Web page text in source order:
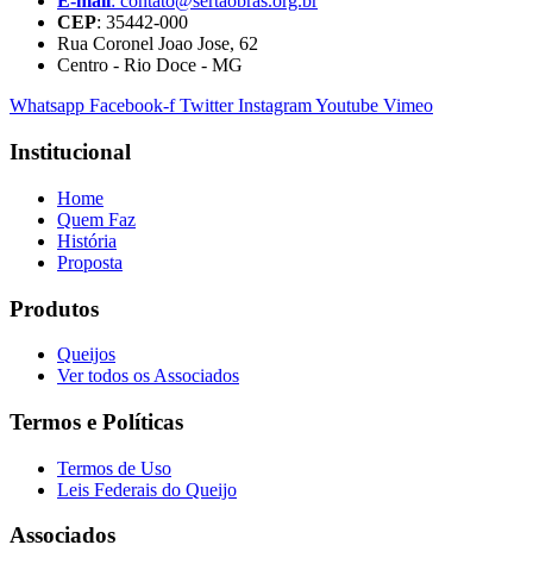
CEP: 35442-000
Rua Coronel Joao Jose, 62
Centro - Rio Doce - MG
Whatsapp Facebook-f Twitter InstagramYoutube Vimeo
Institucional
Home
Quem Faz
História
Proposta
Produtos
Queijos
Ver todos os Associados
Termos e Políticas
Termos de Uso
Leis Federais do Queijo
Associados